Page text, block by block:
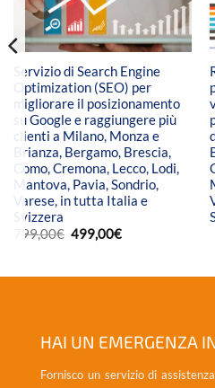
Servizio di Search Engine
Optimization (SEO) per
migliorare il posizionamento
su Google e raggiungere più
clienti a Milano, Monza e
Brianza, Bergamo, Brescia,
Como, Cremona, Lecco, Lodi,
Mantova, Pavia, Sondrio,
Varese, in tutta Italia e
Svizzera
799,00€ Il
prezzo
499,00€Il
HAI UN EMERGENZA
Fornisco un servizio di